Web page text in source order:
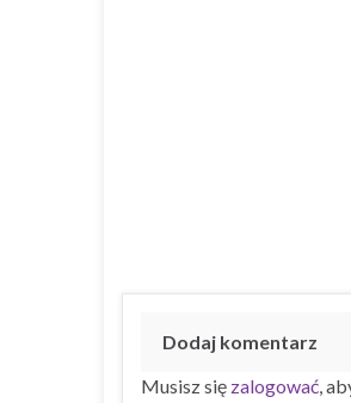
Dodaj komentarz
Musisz się zalogować,